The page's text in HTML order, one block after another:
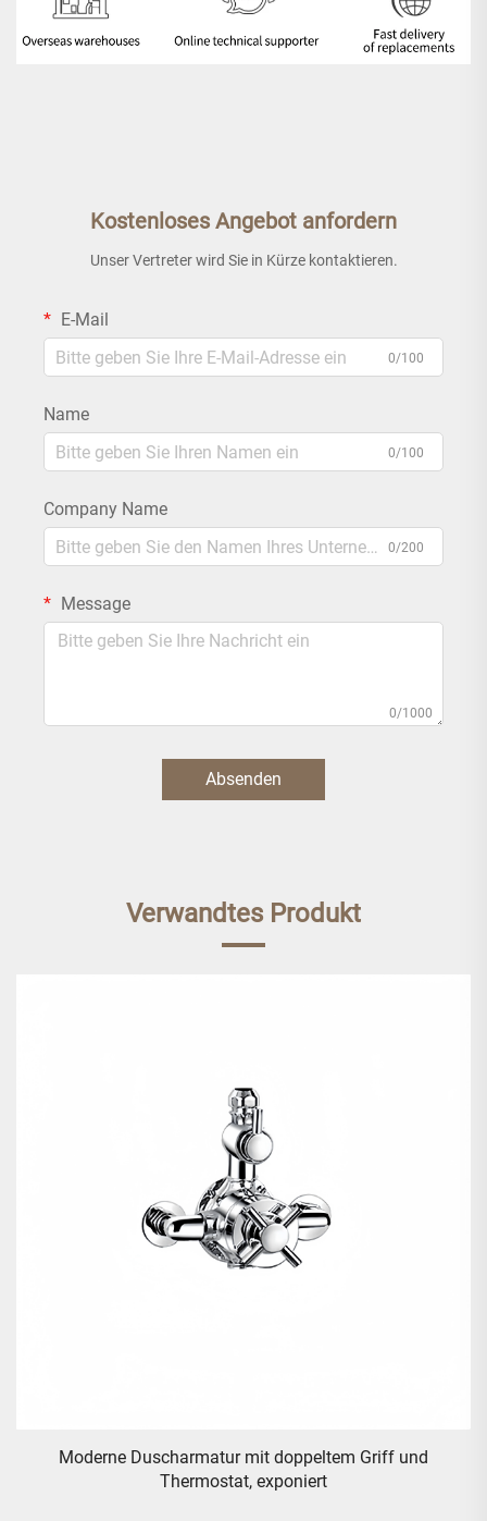
Kostenloses Angebot anfordern
Unser Vertreter wird Sie in Kürze kontaktieren.
E-Mail
0/100
Name
0/100
Company Name
0/200
Message
0/1000
Absenden
Verwandtes Produkt
Moderne Duscharmatur mit doppeltem Griff und
Thermostat, exponiert